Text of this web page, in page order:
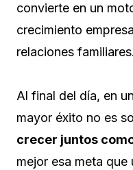
convierte en un
crecimiento
relaciones familiares.
Al final del día, en
mayor éxito no es
crecer juntos
mejor esa meta que